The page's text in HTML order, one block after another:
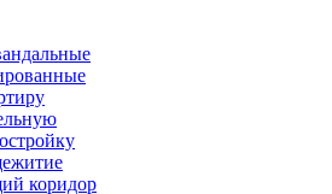
коридор